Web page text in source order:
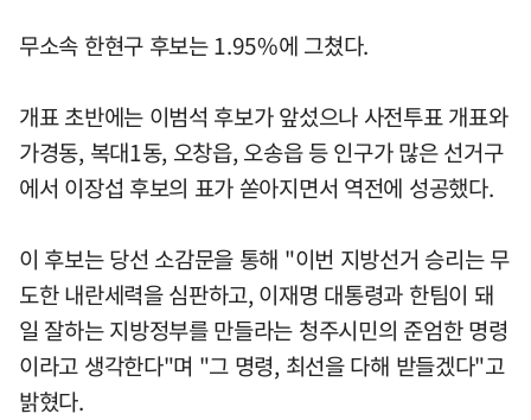
무소속 한현구 후보는 1.95%에 그쳤다.
개표 초반에는 이범석 후보가 앞섰으나 사전투표 개표와
가경동, 복대1동, 오창읍, 오송읍 등 인구가 많은 선거구
에서 이장섭 후보의 표가 쏟아지면서 역전에 성공했다.
이 후보는 당선 소감문을 통해 "이번 지방선거 승리는 무
도한 내란세력을 심판하고, 이재명 대통령과 한팀이 돼
일 잘하는 지방정부를 만들라는 청주시민의 준엄한 명령
이라고 생각한다"며 "그 명령, 최선을 다해 받들겠다"고
밝혔다.